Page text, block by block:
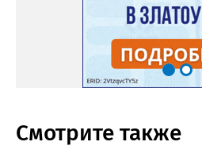
Смотрите также